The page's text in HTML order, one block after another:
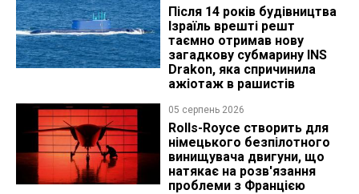
Після 14 років будівництва
Ізраїль врешті решт
таємно отримав нову
загадкову субмарину INS
Drakon, яка спричинила
ажіотаж в рашистів
05 серпень 2026
Rolls-Royce створить для
німецького безпілотного
винищувача двигуни, що
натякає на розв'язання
проблеми з Францією